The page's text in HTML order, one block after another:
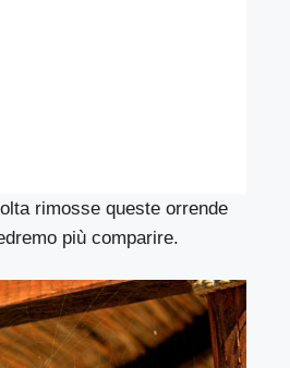
rimosse queste orrende
più comparire.